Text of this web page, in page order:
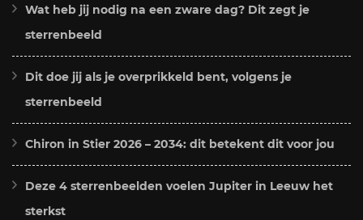
Wat heb jij nodig na een zware dag? Dit zegt je
sterrenbeeld
Dit doe jij als je overprikkeld bent, volgens je
sterrenbeeld
Chiron in Stier 2026 – 2034: dit betekent dit voor jou
Deze 4 sterrenbeelden voelen Jupiter in Leeuw het
sterkst